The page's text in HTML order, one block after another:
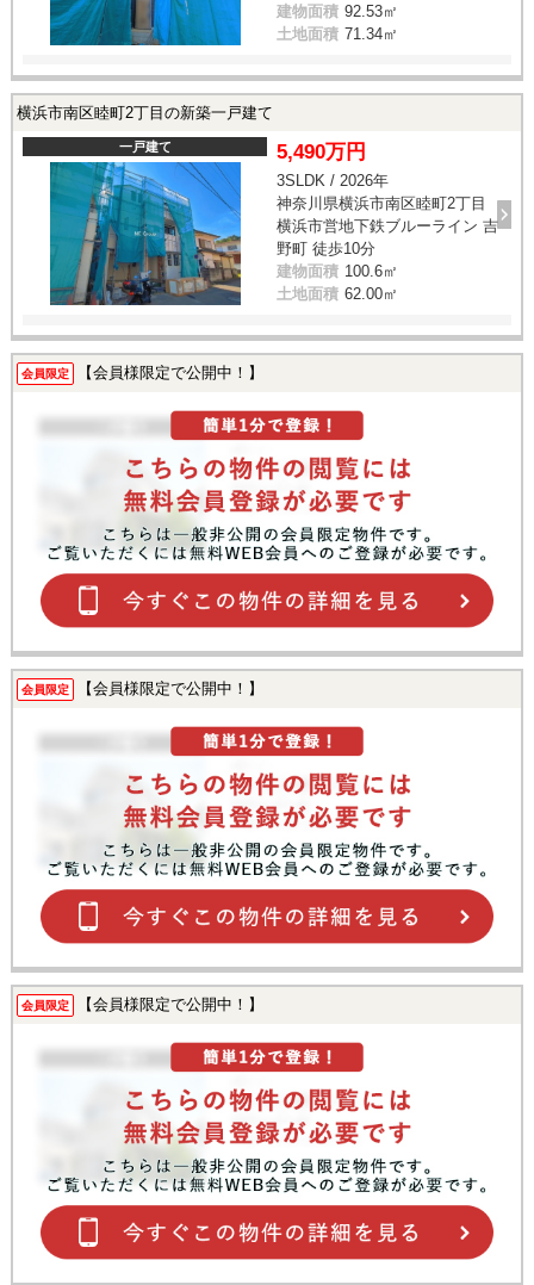
建物面積 92.53㎡
土地面積 71.34㎡
横浜市南区睦町2丁目の新築一戸建て
一戸建て 5,490万円
3SLDK / 2026年
神奈川県横浜市南区睦町2丁目
横浜市営地下鉄ブルーライン 吉
野町 徒歩10分
建物面積 100.6㎡
土地面積 62.00㎡
会員限定 【会員様限定で公開中！】
会員限定 【会員様限定で公開中！】
会員限定 【会員様限定で公開中！】